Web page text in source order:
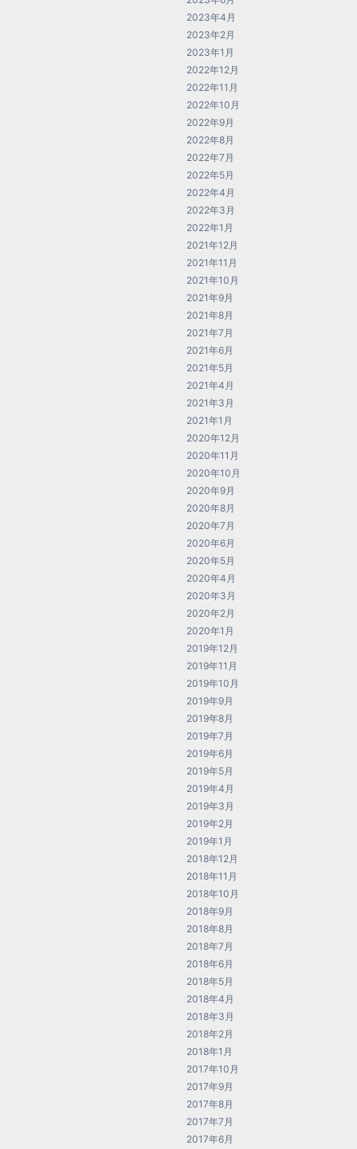
2023年4月
2023年2月
2023年1月
2022年12月
2022年11月
2022年10月
2022年9月
2022年8月
2022年7月
2022年5月
2022年4月
2022年3月
2022年1月
2021年12月
2021年11月
2021年10月
2021年9月
2021年8月
2021年7月
2021年6月
2021年5月
2021年4月
2021年3月
2021年1月
2020年12月
2020年11月
2020年10月
2020年9月
2020年8月
2020年7月
2020年6月
2020年5月
2020年4月
2020年3月
2020年2月
2020年1月
2019年12月
2019年11月
2019年10月
2019年9月
2019年8月
2019年7月
2019年6月
2019年5月
2019年4月
2019年3月
2019年2月
2019年1月
2018年12月
2018年11月
2018年10月
2018年9月
2018年8月
2018年7月
2018年6月
2018年5月
2018年4月
2018年3月
2018年2月
2018年1月
2017年10月
2017年9月
2017年8月
2017年7月
2017年6月